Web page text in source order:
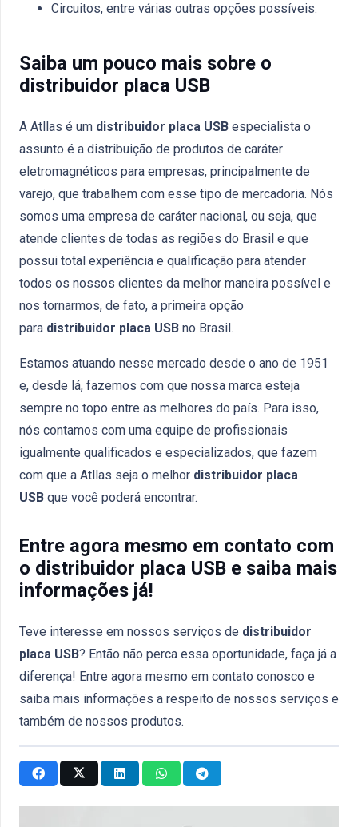
Circuitos, entre várias outras opções possíveis.
Saiba um pouco mais sobre o
distribuidor placa USB
A Atllas é um distribuidor placa USB especialista o
assunto é a distribuição de produtos de caráter
eletromagnéticos para empresas, principalmente de
varejo, que trabalhem com esse tipo de mercadoria. Nós
somos uma empresa de caráter nacional, ou seja, que
atende clientes de todas as regiões do Brasil e que
possui total experiência e qualificação para atender
todos os nossos clientes da melhor maneira possível e
nos tornarmos, de fato, a primeira opção
para distribuidor placa USB no Brasil.
Estamos atuando nesse mercado desde o ano de 1951
e, desde lá, fazemos com que nossa marca esteja
sempre no topo entre as melhores do país. Para isso,
nós contamos com uma equipe de profissionais
igualmente qualificados e especializados, que fazem
com que a Atllas seja o melhor distribuidor placa
USB que você poderá encontrar.
Entre agora mesmo em contato com
o distribuidor placa USB e saiba mais
informações já!
Teve interesse em nossos serviços de distribuidor
placa USB? Então não perca essa oportunidade, faça já a
diferença! Entre agora mesmo em contato conosco e
saiba mais informações a respeito de nossos serviços e
também de nossos produtos.